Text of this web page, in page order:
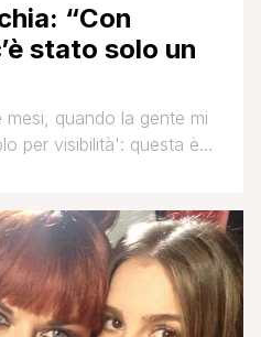
“Con
stato solo un
quando la gente mi
per visibilità': questa è
Manfredi Ferlicchia:
nessuna cerca notorietà,
guerra, umili, [']